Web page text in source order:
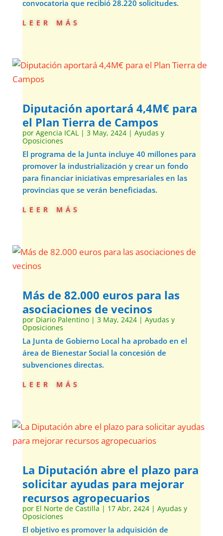
convocatoria que recibió 28.220 solicitudes.
leer más
Diputación aportará 4,4M€ para
el Plan Tierra de Campos
por Agencia ICAL| 3 May, 2424| Ayudas y
Oposiciones
El programa de la Junta incluye 40 millones para
promover la industrialización y crear un fondo
para financiar iniciativas empresariales en las
provincias que se verán beneficiadas.
leer más
Más de 82.000 euros para las
asociaciones de vecinos
por Diario Palentino| 3 May, 2424| Ayudas y
Oposiciones
La Junta de Gobierno Local ha aprobado en el
área de Bienestar Social la concesión de
subvenciones directas.
leer más
La Diputación abre el plazo para
solicitar ayudas para mejorar
recursos agropecuarios
por El Norte de Castilla | 17 Abr, 2424| Ayudas y
Oposiciones
El objetivo es promover la adquisición de